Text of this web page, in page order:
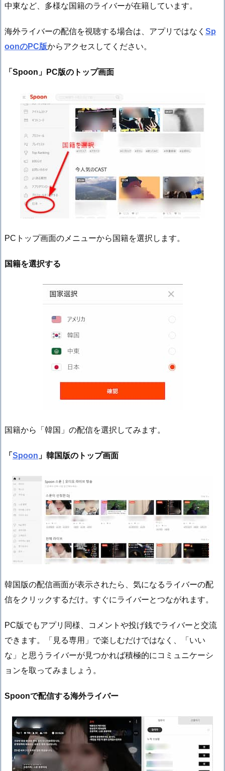
中東など、多様な国籍のライバーが在籍しています。
海外ライバーの配信を視聴する場合は、アプリではなく Sp
oonのPC版からアクセスしてください。
「Spoon」PC版のトップ画面
PCトップ画面のメニューから国籍を選択します。
国籍を選択する
国籍から「韓国」の配信を選択してみます。
「 Spoon 」韓国版のトップ画面
韓国版の配信画面が表示されたら、気になるライバーの配
信をクリックするだけ。すぐにライバーとつながれます。
PC版でもアプリ同様、コメントや投げ銭でライバーと交流
できます。「見る専用」で楽しむだけではなく、「いい
な」と思うライバーが見つかれば積極的にコミュニケーシ
ョンを取ってみましょう。
Spoonで配信する海外ライバー